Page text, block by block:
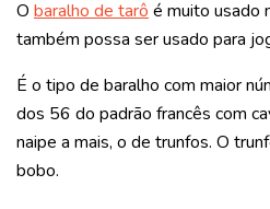
O baralho de tarô é muito usado
também possa ser usado para
É o tipo de baralho com maior
dos 56 do padrão francês com
naipe a mais, o de trunfos. O
bobo.